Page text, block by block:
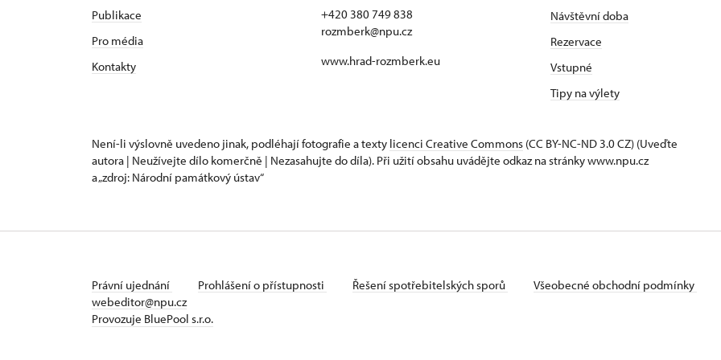
Publikace
Pro média
Kontakty
+420 380 749 838
rozmberk@npu.cz
www.hrad-rozmberk.eu
Návštěvní doba
Rezervace
Vstupné
Tipy na výlety
Není-li výslovně uvedeno jinak, podléhají fotografie a texty licenci Creative Commons (CC BY-NC-ND 3.0 CZ) (Uveďte
autora | Neužívejte dílo komerčně | Nezasahujte do díla). Při užití obsahu uvádějte odkaz na stránky www.npu.cz
a „zdroj: Národní památkový ústav“
Právní ujednání Prohlášení o přístupnosti Řešení spotřebitelských sporů Všeobecné obchodní podmínky
webeditor@npu.cz
Provozuje BluePool s.r.o.